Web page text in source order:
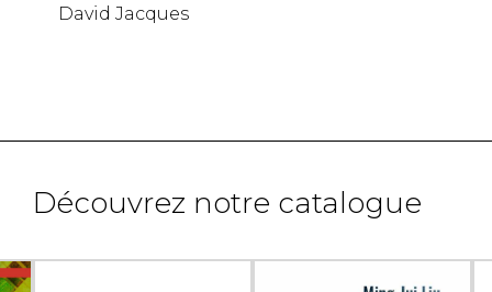
David Jacques
Découvrez notre catalogue